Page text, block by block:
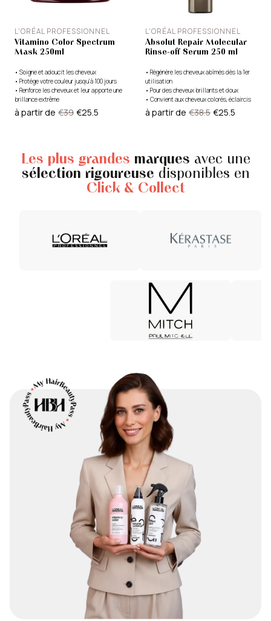
L'ORÉAL PROFESSIONNEL
Vitamino Color Spectrum
Mask 250ml
• Soigne et adoucit les cheveux
• Protège votre couleur jusqu'à 100 jours
• Renforce les cheveux et leur apporte une
brillance extrême
à partir de €39 €25.5
L'ORÉAL PROFESSIONNEL
Absolut Repair Molecular
Rinse-off Serum 250 ml
• Régénère les cheveux abîmés dès la 1er
utilisation
• Pour des cheveux brillants et doux
• Convient aux cheveux colorés, éclaircis
et naturels
à partir de €38.5 €25.5
Les plus grandes marques avec une
sélection rigoureuse disponibles en
Click & Collect